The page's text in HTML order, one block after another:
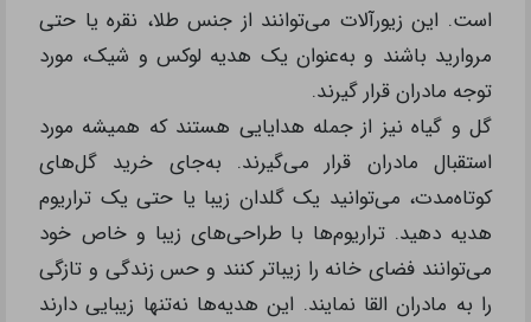
است. این زیورآلات می‌توانند از جنس طلا، نقره یا حتی
مروارید باشند و به‌عنوان یک هدیه لوکس و شیک، مورد
توجه مادران قرار گیرند.
گل و گیاه نیز از جمله هدایایی هستند که همیشه مورد
استقبال مادران قرار می‌گیرند. به‌جای خرید گل‌های
کوتاه‌مدت، می‌توانید یک گلدان زیبا یا حتی یک تراریوم
هدیه دهید. تراریوم‌ها با طراحی‌های زیبا و خاص خود
می‌توانند فضای خانه را زیباتر کنند و حس زندگی و تازگی
را به مادران القا نمایند. این هدیه‌ها نه‌تنها زیبایی دارند